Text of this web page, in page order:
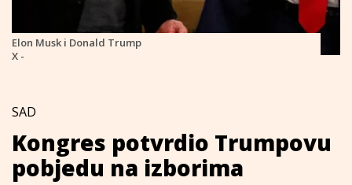
Elon Musk i Donald Trump
X -
SAD
Kongres potvrdio Trumpovu
pobjedu na izborima